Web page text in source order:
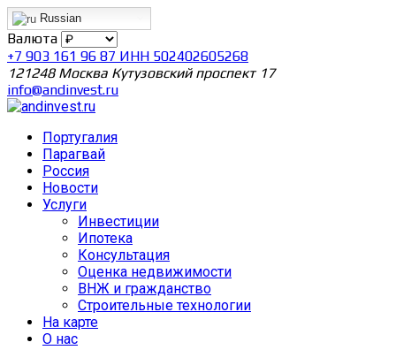
Russian
Валюта
+7 903 161 96 87 ИНН 502402605268
121248 Москва Кутузовский проспект 17
info@andinvest.ru
Португалия
Парагвай
Россия
Новости
Услуги
Инвестиции
Ипотека
Консультация
Оценка недвижимости
ВНЖ и гражданство
Строительные технологии
На карте
О нас